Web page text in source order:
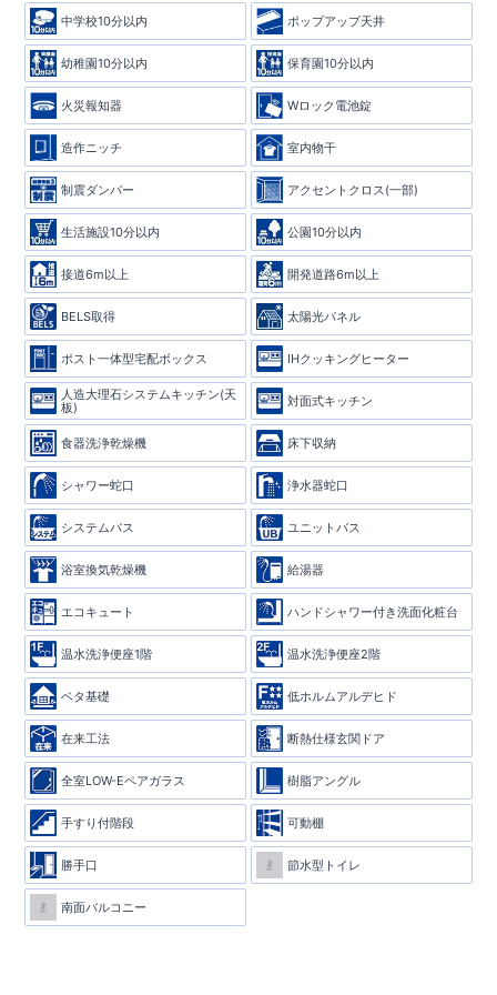
中学校10分以内 ポップアップ天井
幼稚園10分以内 保育園10分以内
火災報知器 Wロック電池錠
造作ニッチ 室内物干
制震ダンパー アクセントクロス(一部)
生活施設10分以内 公園10分以内
接道6m以上 開発道路6m以上
BELS取得 太陽光パネル
ポスト一体型宅配ボックス IHクッキングヒーター
人造大理石システムキッチン(天
板)
対面式キッチン
食器洗浄乾燥機 床下収納
シャワー蛇口 浄水器蛇口
システムバス ユニットバス
浴室換気乾燥機 給湯器
エコキュート ハンドシャワー付き洗面化粧台
温水洗浄便座1階 温水洗浄便座2階
ベタ基礎 低ホルムアルデヒド
在来工法 断熱仕様玄関ドア
全室LOW-Eペアガラス 樹脂アングル
手すり付階段 可動棚
勝手口 節水型トイレ
南面バルコニー